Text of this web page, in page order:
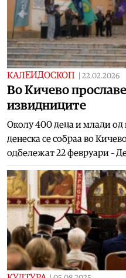
КАЛЕИДОСКОП 22.02.2026
Во Кичево
извидниците
Околу 400 деца и млади од
денеска се собраа во
одбележат 22 февруари –